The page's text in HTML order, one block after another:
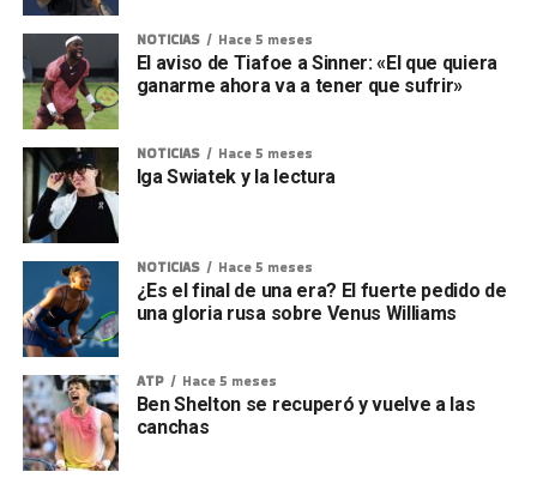
NOTICIAS Hace 5 meses
El aviso de Tiafoe a Sinner: «El que quiera
ganarme ahora va a tener que sufrir»
NOTICIAS Hace 5 meses
Iga Swiatek y la lectura
NOTICIAS Hace 5 meses
¿Es el final de una era? El fuerte pedido de
una gloria rusa sobre Venus Williams
ATP Hace 5 meses
Ben Shelton se recuperó y vuelve a las
canchas